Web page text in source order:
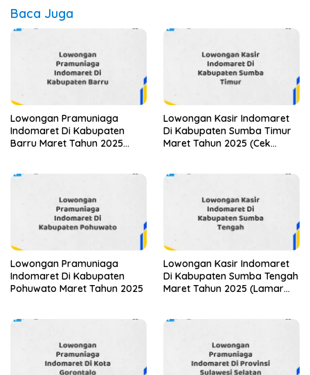
Baca Juga
Lowongan Pramuniaga
Indomaret Di Kabupaten
Barru Maret Tahun 2025
Lowongan Kasir Indomaret
Di Kabupaten Sumba Timur
Maret Tahun 2025 (Cek
Lowongan Pramuniaga
Indomaret Di Kabupaten
Pohuwato Maret Tahun 2025
Lowongan Kasir Indomaret
Di Kabupaten Sumba Tengah
Maret Tahun 2025 (Lamar